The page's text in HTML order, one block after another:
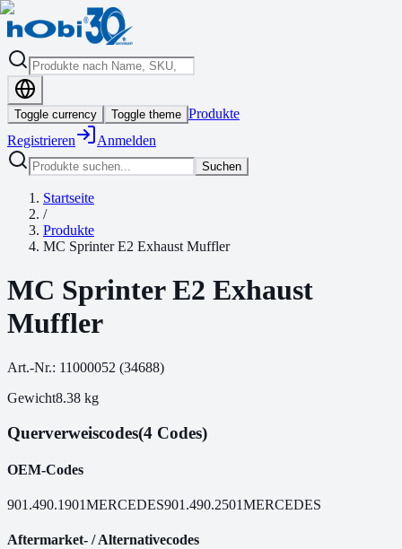
Toggle currency Toggle theme Produkte
Registrieren
Anmelden
Suchen
Startseite
/
Produkte
MC Sprinter E2 Exhaust Muffler
MC Sprinter E2 Exhaust
Muffler
Art.-Nr.: 11000052 (34688)
Gewicht8.38 kg
Querverweiscodes(4 Codes)
OEM-Codes
901.490.1901MERCEDES901.490.2501MERCEDES
Aftermarket- / Alternativecodes